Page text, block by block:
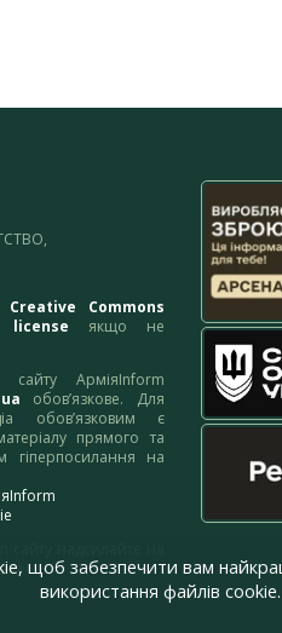
Creative Commons
якщо не
АрміяInform
обов’язкове. Для
обов’язковим є
прямого та
гіперпосилання на
щоб забезпечити вам
використання файлів